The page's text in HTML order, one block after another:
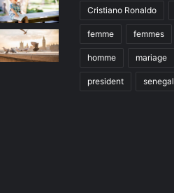
Cristiano Ronaldo
femme femmes
homme mariage
president senegal